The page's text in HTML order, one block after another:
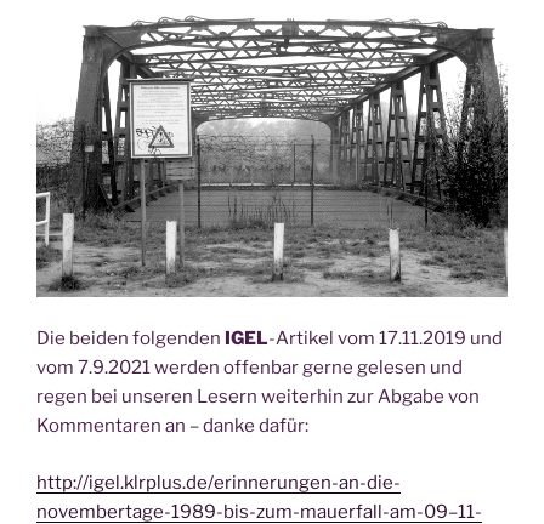
1989
zum
Mau­
er­
fall
am
09.11.“
Die bei­den fol­gen­den IGEL-Arti­kel vom 17.11.2019 und
vom 7.9.2021 wer­den offen­bar ger­ne gele­sen und
regen bei unse­ren Lesern wei­ter­hin zur Abga­be von
Kom­men­ta­ren an – dan­ke dafür:
http://igel.klrplus.de/erinnerungen-an-die-
novembertage-1989-bis-zum-mauerfall-am-09–11-